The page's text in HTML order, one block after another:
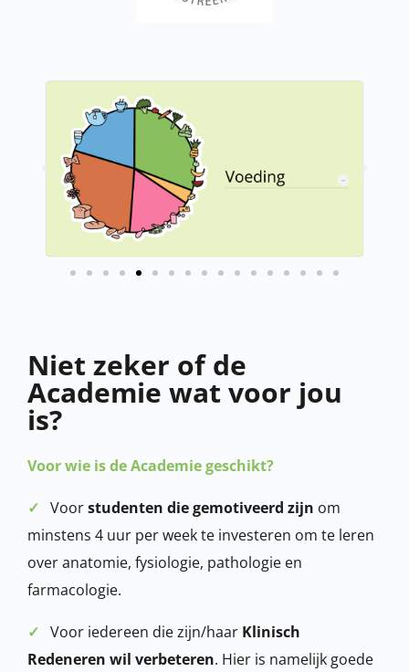
Niet zeker of de
Academie wat voor jou
is?
Voor wie is de Academie geschikt?
✓ Voorstudenten die gemotiveerd zijn om
minstens 4 uur per week te investeren om te leren
over anatomie, fysiologie, pathologie en
farmacologie.
✓ Voor iedereen die zijn/haar Klinisch
Redeneren wil verbeteren. Hier is namelijk goede